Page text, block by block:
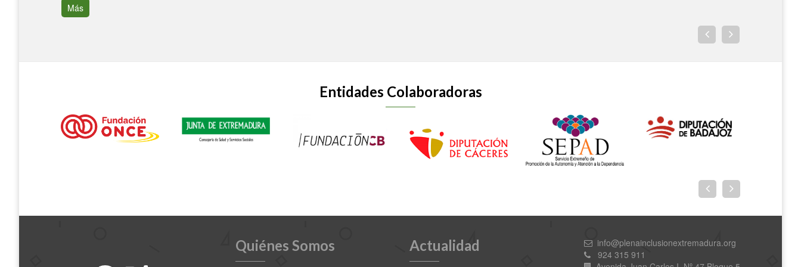
Más
Entidades Colaboradoras
Quiénes Somos Actualidad
info@plenainclusionextremadura.org
924 315 911